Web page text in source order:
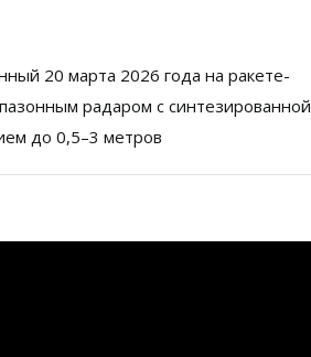
20 марта 2026 года на ракете-
радаром с синтезированной
до 0,5–3 метров